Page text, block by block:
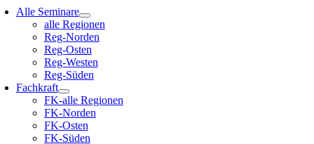
Alle Seminare
alle Regionen
Reg-Norden
Reg-Osten
Reg-Westen
Reg-Süden
Fachkraft
FK-alle Regionen
FK-Norden
FK-Osten
FK-Süden